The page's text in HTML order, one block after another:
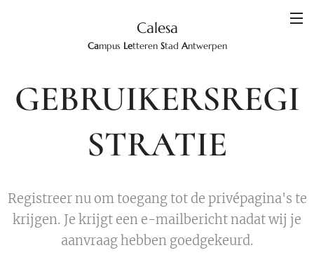
Calesa
Campus Letteren Stad Antwerpen
GEBRUIKERSREGI
STRATIE
Registreer nu om toegang tot de privépagina's te
krijgen. Je krijgt een e-mailbericht nadat wij je
aanvraag hebben goedgekeurd.